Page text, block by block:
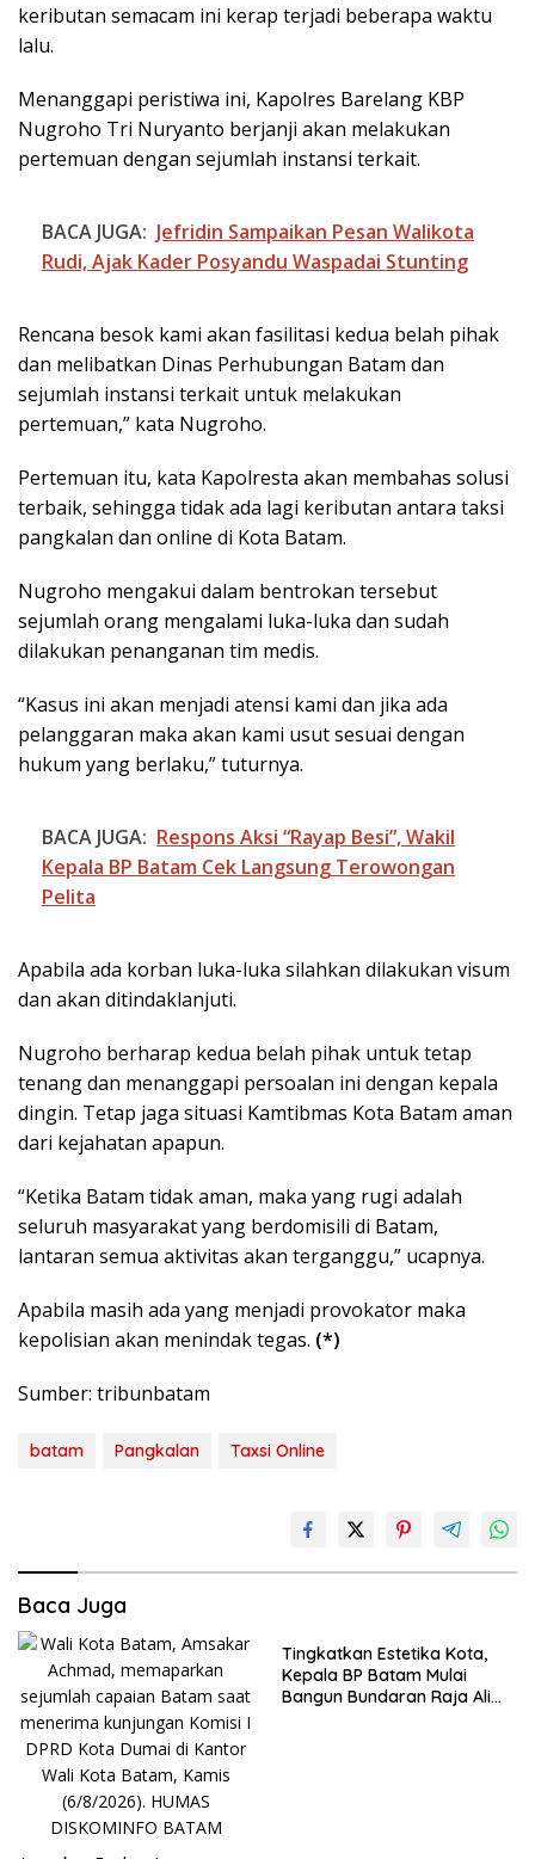
keributan semacam ini kerap terjadi beberapa waktu
lalu.
Menanggapi peristiwa ini, Kapolres Barelang KBP
Nugroho Tri Nuryanto berjanji akan melakukan
pertemuan dengan sejumlah instansi terkait.
BACA JUGA: Jefridin Sampaikan Pesan Walikota
Rudi, Ajak Kader Posyandu Waspadai Stunting
Rencana besok kami akan fasilitasi kedua belah pihak
dan melibatkan Dinas Perhubungan Batam dan
sejumlah instansi terkait untuk melakukan
pertemuan,” kata Nugroho.
Pertemuan itu, kata Kapolresta akan membahas solusi
terbaik, sehingga tidak ada lagi keributan antara taksi
pangkalan dan online di Kota Batam.
Nugroho mengakui dalam bentrokan tersebut
sejumlah orang mengalami luka-luka dan sudah
dilakukan penanganan tim medis.
“Kasus ini akan menjadi atensi kami dan jika ada
pelanggaran maka akan kami usut sesuai dengan
hukum yang berlaku,” tuturnya.
BACA JUGA: Respons Aksi “Rayap Besi”, Wakil
Kepala BP Batam Cek Langsung Terowongan
Pelita
Apabila ada korban luka-luka silahkan dilakukan visum
dan akan ditindaklanjuti.
Nugroho berharap kedua belah pihak untuk tetap
tenang dan menanggapi persoalan ini dengan kepala
dingin. Tetap jaga situasi Kamtibmas Kota Batam aman
dari kejahatan apapun.
“Ketika Batam tidak aman, maka yang rugi adalah
seluruh masyarakat yang berdomisili di Batam,
lantaran semua aktivitas akan terganggu,” ucapnya.
Apabila masih ada yang menjadi provokator maka
kepolisian akan menindak tegas. (*)
Sumber: tribunbatam
batam Pangkalan Taxsi Online
Baca Juga
Tingkatkan Estetika Kota,
Kepala BP Batam Mulai
Bangun Bundaran Raja Ali